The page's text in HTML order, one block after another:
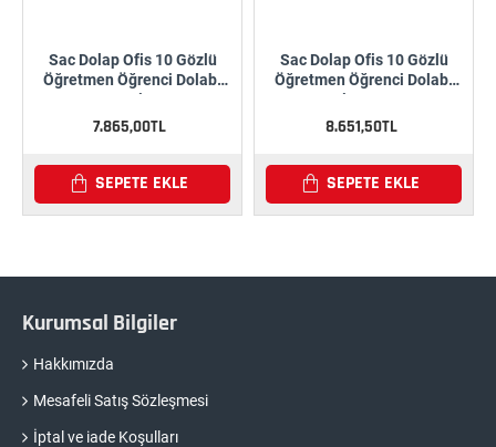
Sac Dolap Ofis 10 Gözlü
Öğretmen Öğrenci Dolabı
Gri
7.865,00TL
SEPETE EKLE
Sac Dolap Ofis 10 Gözlü
Öğretmen Öğrenci Dolabı
Gri-Kırmızı
8.651,50TL
SEPETE EKLE
Kurumsal Bilgiler
Hakkımızda
Mesafeli Satış Sözleşmesi
İptal ve iade Koşulları